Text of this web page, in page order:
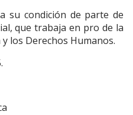
su condición de parte de
que trabaja en pro de la
los Derechos Humanos.